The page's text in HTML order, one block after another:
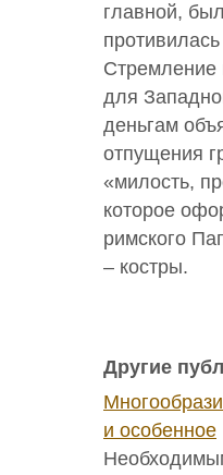
главной,
Стремление
для
деньгам
отпущения
«милость,
которое
римского
– костры.
Другие
и особенное